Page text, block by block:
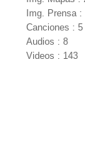
Img. Prensa :
Canciones : 5
Audios : 8
Videos : 143